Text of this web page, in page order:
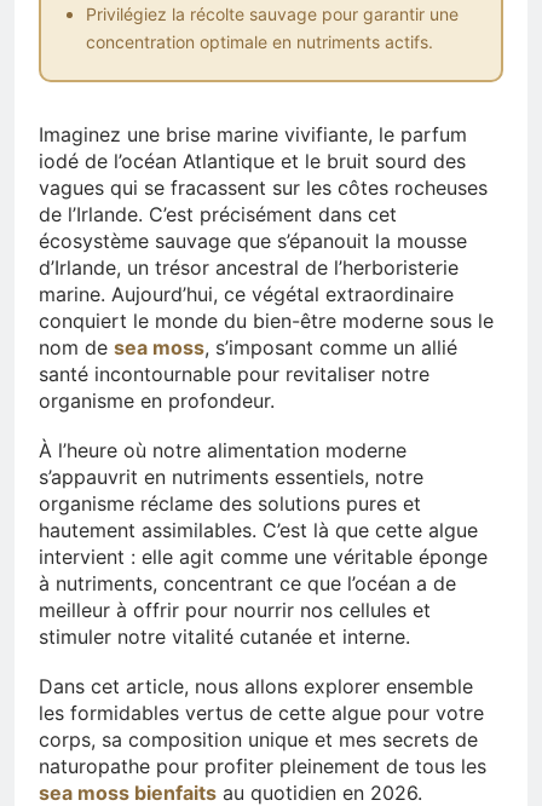
Privilégiez la récolte sauvage pour garantir une
concentration optimale en nutriments actifs.
Imaginez une brise marine vivifiante, le parfum
iodé de l’océan Atlantique et le bruit sourd des
vagues qui se fracassent sur les côtes rocheuses
de l’Irlande. C’est précisément dans cet
écosystème sauvage que s’épanouit la mousse
d’Irlande, un trésor ancestral de l’herboristerie
marine. Aujourd’hui, ce végétal extraordinaire
conquiert le monde du bien-être moderne sous le
nom de sea moss, s’imposant comme un allié
santé incontournable pour revitaliser notre
organisme en profondeur.
À l’heure où notre alimentation moderne
s’appauvrit en nutriments essentiels, notre
organisme réclame des solutions pures et
hautement assimilables. C’est là que cette algue
intervient : elle agit comme une véritable éponge
à nutriments, concentrant ce que l’océan a de
meilleur à offrir pour nourrir nos cellules et
stimuler notre vitalité cutanée et interne.
Dans cet article, nous allons explorer ensemble
les formidables vertus de cette algue pour votre
corps, sa composition unique et mes secrets de
naturopathe pour profiter pleinement de tous les
sea moss bienfaits au quotidien en 2026.